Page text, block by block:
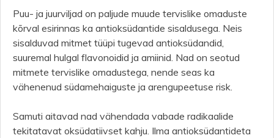
Puu- ja juurviljad on paljude muude tervislike omaduste
kõrval esirinnas ka antioksüdantide sisaldusega. Neis
sisalduvad mitmet tüüpi tugevad antioksüdandid,
suuremal hulgal flavonoidid ja amiinid. Nad on seotud
mitmete tervislike omadustega, nende seas ka
vähenenud südamehaiguste ja arengupeetuse risk.
Samuti aitavad nad vähendada vabade radikaalide
tekitatavat oksüdatiivset kahju. Ilma antioksüdantideta